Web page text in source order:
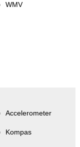
WMV
Accelerometer
Kompas